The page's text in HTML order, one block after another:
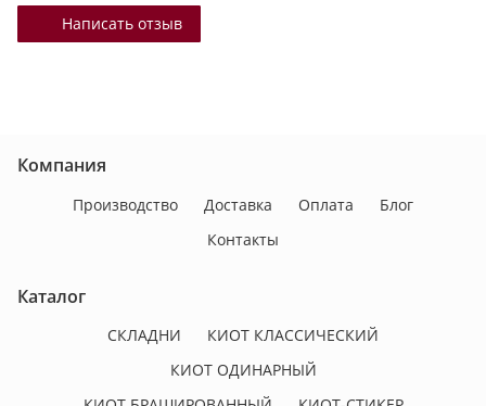
Написать отзыв
Компания
Производство Доставка Оплата
Блог
Контакты
Каталог
СКЛАДНИ
КИОТ КЛАССИЧЕСКИЙ
КИОТ ОДИНАРНЫЙ